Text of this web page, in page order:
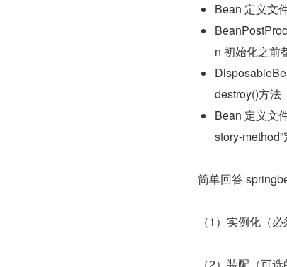
Bean 定义文
n 初始化之前
destroy()方法
Bean 定义文
story-
简单回答
（1）实例化（